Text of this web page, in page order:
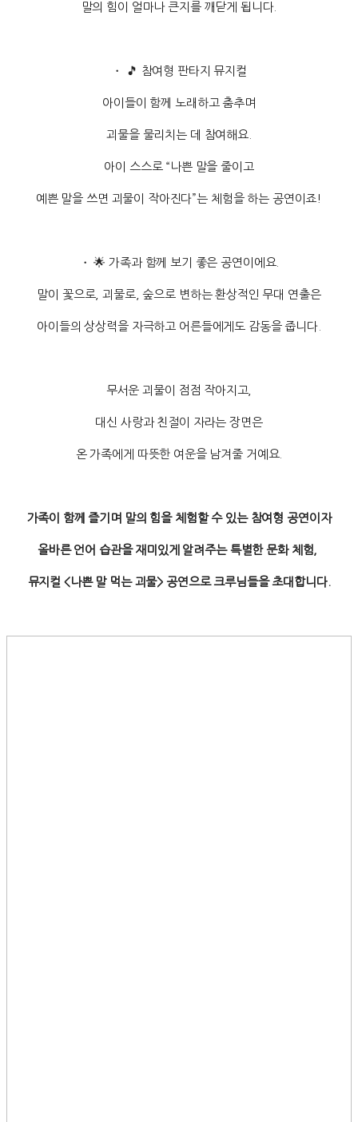
말의 힘이 얼마나 큰지를 깨닫게 됩니다.
・ 🎵 참여형 판타지 뮤지컬
아이들이 함께 노래하고 춤추며
괴물을 물리치는 데 참여해요.
아이 스스로 “나쁜 말을 줄이고
예쁜 말을 쓰면 괴물이 작아진다”는 체험을 하는 공연이죠!
・ 🌟 가족과 함께 보기 좋은 공연이에요.
말이 꽃으로, 괴물로, 숲으로 변하는 환상적인 무대 연출은
아이들의 상상력을 자극하고 어른들에게도 감동을 줍니다.
무서운 괴물이 점점 작아지고,
대신 사랑과 친절이 자라는 장면은
온 가족에게 따뜻한 여운을 남겨줄 거예요.
가족이 함께 즐기며 말의 힘을 체험할 수 있는 참여형 공연이자
올바른 언어 습관을 재미있게 알려주는 특별한 문화 체험,
뮤지컬 <나쁜 말 먹는 괴물> 공연으로 크루님들을 초대합니다.